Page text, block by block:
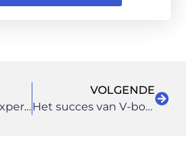
Meiboom is de expert op het gebied van lijm waaronder ook tapijtlijm
VOLGENDE
Het succes van V-borden